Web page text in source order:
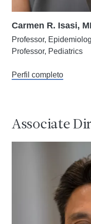
Carmen R. Isasi,
Professor,
Professor, Pediatrics
Perfil completo
Associate